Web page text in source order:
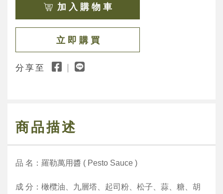
加 入 購 物 車
立 即 購 買
分享至
商品描述
品 名：羅勒萬用醬 ( Pesto Sauce )
成 分：橄欖油、九層塔、起司粉、松子、蒜、糖、胡